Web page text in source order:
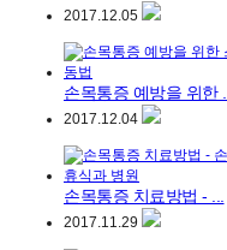
2017.12.05
손목통증 예방을 위한 ...
2017.12.04
손목통증 치료방법 - ...
2017.11.29